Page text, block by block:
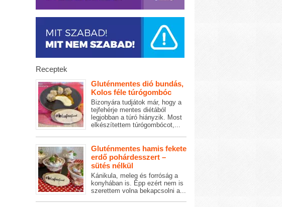
Receptek
Gluténmentes dió bundás,
Kolos féle túrógombóc
Bizonyára tudjátok már, hogy a
tejfehérje mentes diétából
legjobban a túró hiányzik. Most
elkészítettem túrógombócot,...
Gluténmentes hamis fekete
erdő pohárdesszert –
sütés nélkül
Kánikula, meleg és forróság a
konyhában is. Épp ezért nem is
szerettem volna bekapcsolni a...